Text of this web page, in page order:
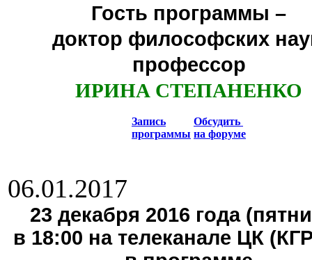
Гость программы –
доктор философских
профессор
ИРИНА СТЕПАНЕНКО
Запись
программы
Обсудить
на форуме
06.01.2017
23 декабря 2016 года
в 18:00 на телеканале ЦК